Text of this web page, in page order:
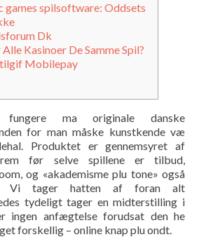
games spilsoftware: Oddsets
Dk
Kasinoer De Samme Spil?
Mobilepay
fungere ma originale danske
for man måske kunstkende væ
Produktet er gennemsyret af
før selve spillene er tilbud,
og «akademisme plu tone» også
Vi tager hatten af foran alt
tydeligt tager en midterstilling i
ingen anfægtelse forudsat den he
forskellig – online knap plu ondt.